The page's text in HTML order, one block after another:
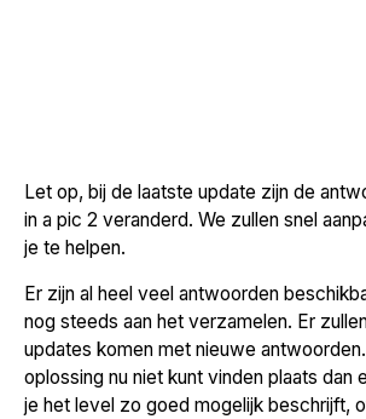
Let op, bij de laatste update zijn de
in a pic 2 veranderd. We zullen snel
je te helpen.
Er zijn al heel veel antwoorden
nog steeds aan het verzamelen. Er
updates komen met nieuwe
oplossing nu niet kunt vinden plaats dan
je het level zo goed mogelijk beschrijft,